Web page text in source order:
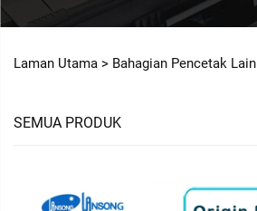
Laman Utama > Bahagian Pencetak Lain
SEMUA PRODUK